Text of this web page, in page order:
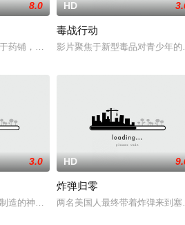
八路军指点决心投身革命。日军欲
案的过程中，他面临着来自超自然界的威
8.0
药铺，却为守护单亲母女小茜和依依，被迫
HD
毒战行动
影片聚焦于新型毒品对青少年
中大多数人在鸦片生意方面活动，并且
动魄的较量。三年后，杨天追查战友马超
3.0
造的神秘病毒逃脱控制时，世界陷入混乱。
HD
炸弹归零
两名美国人最终带着炸弹来到塞